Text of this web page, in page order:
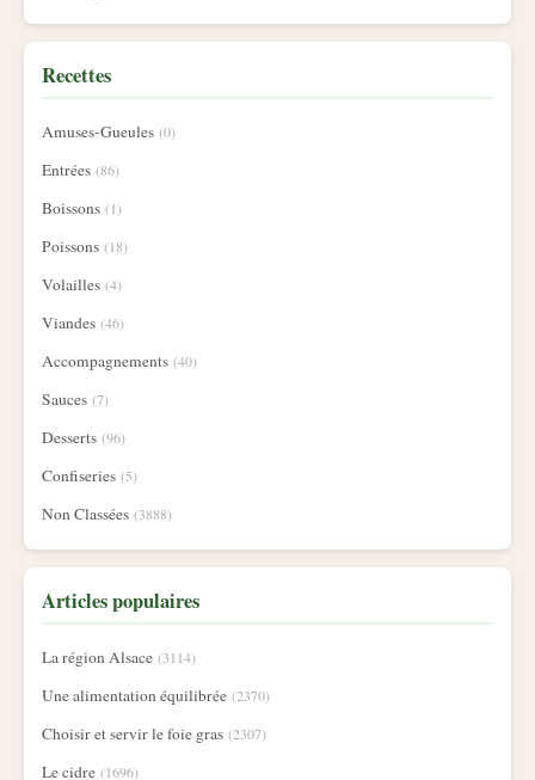
Recettes
Amuses-Gueules (0)
Entrées (86)
Boissons (1)
Poissons (18)
Volailles (4)
Viandes (46)
Accompagnements (40)
Sauces (7)
Desserts (96)
Confiseries (5)
Non Classées (3888)
Articles populaires
La région Alsace (3114)
Une alimentation équilibrée (2370)
Choisir et servir le foie gras (2307)
Le cidre (1696)